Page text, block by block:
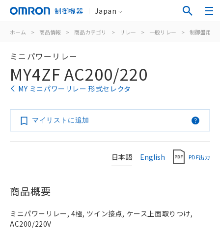
制御機器 Japan
ホーム > 商品情報 > 商品カテゴリ > リレー > 一般リレー > 制御盤用
ミニパワーリレー
MY4ZF AC200/220
MY ミニパワーリレー 形式セレクタ
マイリストに追加
日本語 English PDF出力
商品概要
ミニパワーリレー, 4極, ツイン接点, ケース上面取りつけ,
AC200/220V